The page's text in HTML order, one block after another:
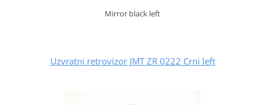
Mirror black left
Uzvratni retrovizor JMT ZR 0222 Crni left